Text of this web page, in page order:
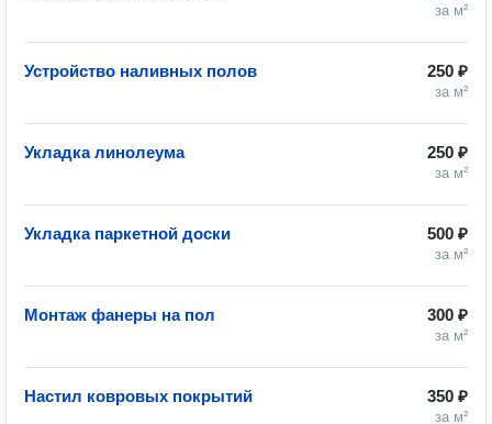
за м²
250 ₽
за м²
Устройство наливных полов
250 ₽
за м²
Укладка линолеума
500 ₽
за м²
Укладка паркетной доски
300 ₽
за м²
Монтаж фанеры на пол
350 ₽
за м²
Настил ковровых покрытий